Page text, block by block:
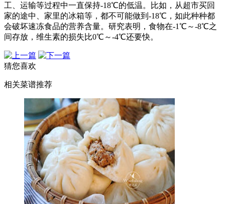
工、运输等过程中一直保持-18℃的低温。比如，从超市买回
家的途中、家里的冰箱等，都不可能做到-18℃，如此种种都
会破坏速冻食品的营养含量。研究表明，食物在-1℃～-8℃之
间存放，维生素的损失比0℃～-4℃还要快。
猜您喜欢
相关菜谱推荐